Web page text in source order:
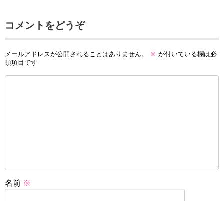
コメントをどうぞ
メールアドレスが公開されることはありません。 ※ が付いている欄は必
須項目です
名前 ※